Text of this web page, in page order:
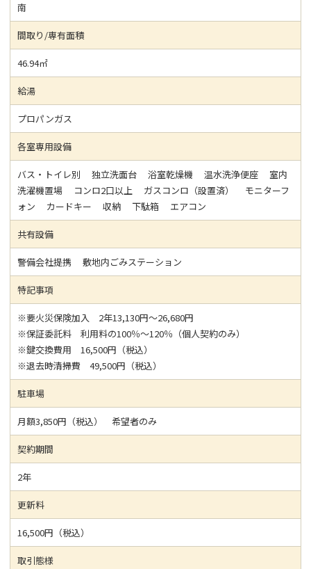
南
間取り/専有面積
46.94㎡
給湯
プロパンガス
各室専用設備
バス・トイレ別 独立洗面台 浴室乾燥機 温水洗浄便座 室内
洗濯機置場 コンロ2口以上 ガスコンロ（設置済） モニターフ
ォン カードキー 収納 下駄箱 エアコン
共有設備
警備会社提携 敷地内ごみステーション
特記事項
※要火災保険加入 2年13,130円～26,680円
※保証委託料 利用料の100％～120％（個人契約のみ）
※鍵交換費用 16,500円（税込）
※退去時清掃費 49,500円（税込）
駐車場
月額3,850円（税込） 希望者のみ
契約期間
2年
更新料
16,500円（税込）
取引態様